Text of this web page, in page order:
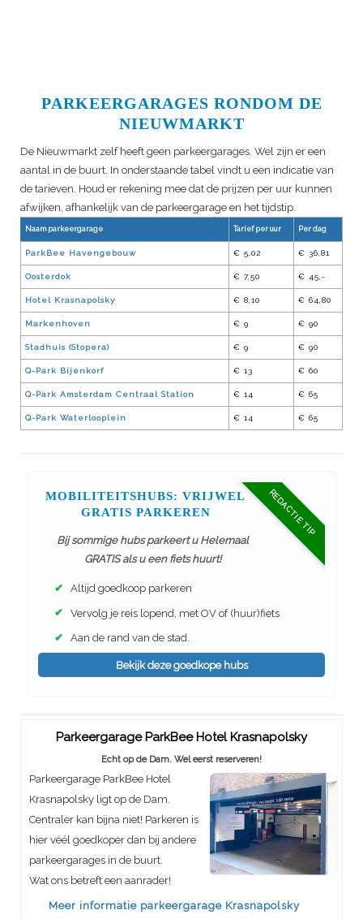
PARKEERGARAGES RONDOM DE
NIEUWMARKT
De Nieuwmarkt zelf heeft geen parkeergarages. Wel zijn er een
aantal in de buurt. In onderstaande tabel vindt u een indicatie van
de tarieven. Houd er rekening mee dat de prijzen per uur kunnen
afwijken, afhankelijk van de parkeergarage en het tijdstip.
Naam parkeergarage Tarief per uur Per dag
ParkBee Havengebouw € 5,02 € 36,81
Oosterdok € 7,50 € 45,-
Hotel Krasnapolsky € 8,10 € 64,80
Markenhoven € 9 € 90
Stadhuis (Stopera) € 9 € 90
Q-Park Bijenkorf € 13 € 60
Q-Park Amsterdam Centraal Station € 14 € 65
Q-Park Waterlooplein € 14 € 65
REDACTIE TIP
MOBILITEITSHUBS: VRIJWEL
GRATIS PARKEREN
Bij sommige hubs parkeert u Helemaal
GRATIS als u een fiets huurt!
✔ Altijd goedkoop parkeren
✔ Vervolg je reis lopend, met OV of (huur)fiets
✔ Aan de rand van de stad.
Bekijk deze goedkope hubs
Parkeergarage ParkBee Hotel Krasnapolsky
Echt op de Dam. Wel eerst reserveren!
Parkeergarage ParkBee Hotel
Krasnapolsky ligt op de Dam.
Centraler kan bijna niet! Parkeren is
hier véél goedkoper dan bij andere
parkeergarages in de buurt.
Wat ons betreft een aanrader!
Meer informatie parkeergarage Krasnapolsky